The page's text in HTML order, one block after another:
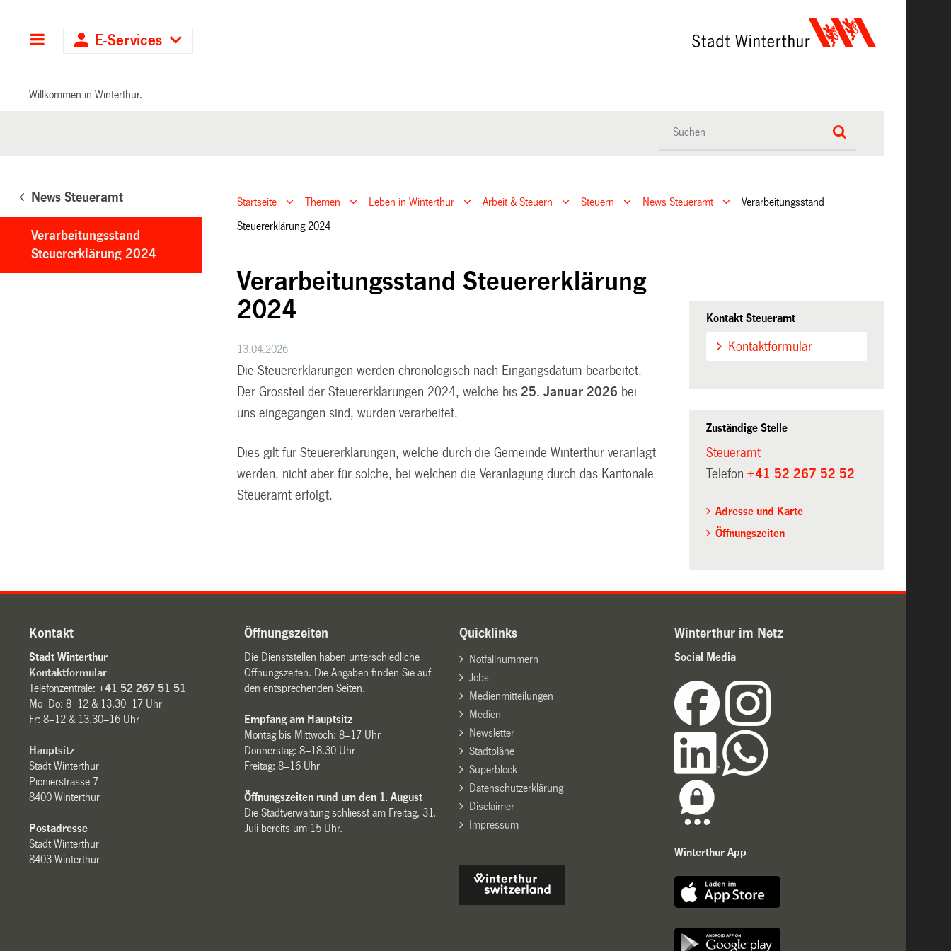
Hauptnavigation
E-Services
Willkommen in Winterthur.
News Steueramt
Verarbeitungsstand
Steuererklärung 2024
Startseite Themen Leben in Winterthur Arbeit & Steuern Steuern News Steueramt
Verarbeitungsstand
Steuererklärung 2024
Verarbeitungsstand Steuererklärung
2024
13.04.2026
Die Steuererklärungen werden chronologisch nach Eingangsdatum bearbeitet.
Der Grossteil der Steuererklärungen 2024, welche bis 25. Januar 2026 bei
uns eingegangen sind, wurden verarbeitet.
Dies gilt für Steuererklärungen, welche durch die Gemeinde Winterthur veranlagt
werden, nicht aber für solche, bei welchen die Veranlagung durch das Kantonale
Steueramt erfolgt.
Kontakt Steueramt
Kontaktformular
Zuständige Stelle
Steueramt
Telefon +41 52 267 52 52
Adresse und Karte
Öffnungszeiten
Kontakt
Stadt Winterthur
Kontaktformular
Telefonzentrale:+41 52 267 51 51
Mo–Do: 8–12 & 13.30–17 Uhr
Fr: 8–12 & 13.30–16 Uhr
Hauptsitz
Stadt Winterthur
Pionierstrasse 7
8400 Winterthur
Postadresse
Stadt Winterthur
8403 Winterthur
Öffnungszeiten
Die Dienststellen haben unterschiedliche
Öffnungszeiten. Die Angaben finden Sie auf
den entsprechenden Seiten.
Empfang am Hauptsitz
Montag bis Mittwoch: 8–17 Uhr
Donnerstag: 8–18.30 Uhr
Freitag: 8–16 Uhr
Öffnungszeiten rund um den 1. August
Die Stadtverwaltung schliesst am Freitag, 31.
Juli bereits um 15 Uhr.
Quicklinks
Notfallnummern
Jobs
Medienmitteilungen
Medien
Newsletter
Stadtpläne
Superblock
Datenschutzerklärung
Disclaimer
Impressum
Winterthur im Netz
Social Media
Winterthur App